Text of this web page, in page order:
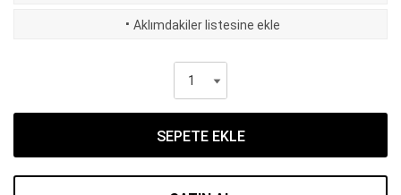
· Aklımdakiler listesine ekle
SEPETE EKLE